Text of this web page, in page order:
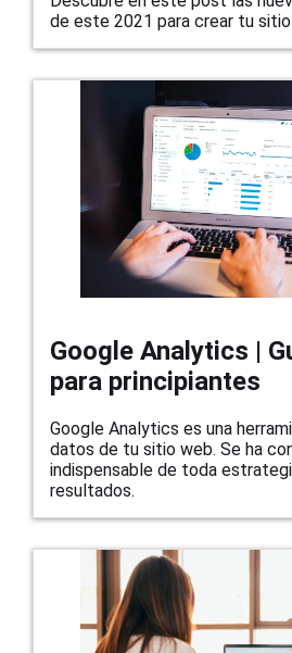
de este 2021 para crear tu
Google Analytics |
para principiantes
Google Analytics es una
datos de tu sitio web. Se ha
indispensable de toda
resultados.